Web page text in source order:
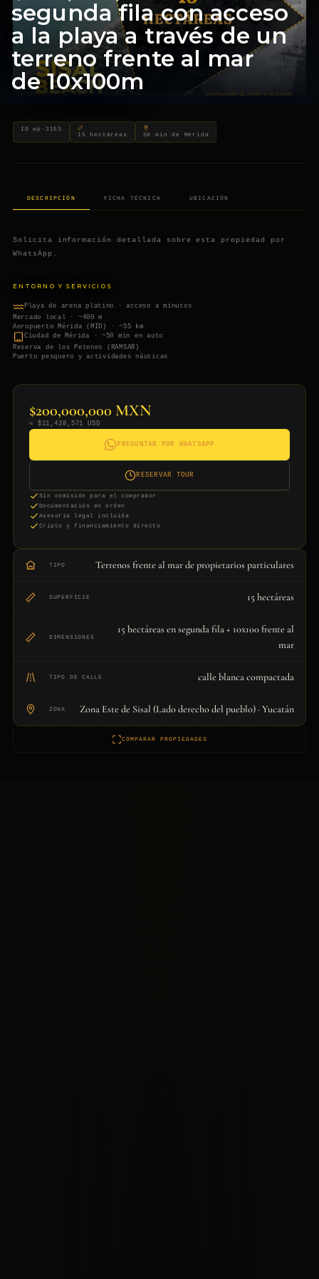
segunda fila con acceso
a la playa a través de un
terreno frente al mar
de 10x100m
TERRENOS FRENTE AL MAR DE PROPIETARIOS PARTICULARES ·
Terreno en venta en Sisal
ID wp-3153
15 hectáreas
50 min de Mérida
DESCRIPCIÓN FICHA TÉCNICA UBICACIÓN
Solicita información detallada sobre esta propiedad por
WhatsApp.
ENTORNO Y SERVICIOS
Playa de arena platino · acceso a minutos
Mercado local · ~400 m
Aeropuerto Mérida (MID) · ~55 km
Ciudad de Mérida · ~50 min en auto
Reserva de los Petenes (RAMSAR)
Puerto pesquero y actividades náuticas
$200,000,000 MXN
≈ $11,428,571 USD
PREGUNTAR POR WHATSAPP
RESERVAR TOUR
Sin comisión para el comprador
Documentación en orden
Asesoría legal incluida
Cripto y financiamiento directo
TIPO Terrenos frente al mar de propietarios particulares
SUPERFICIE 15 hectáreas
DIMENSIONES
15 hectáreas en segunda fila + 10x100 frente al
mar
TIPO DE CALLE calle blanca compactada
ZONA Zona Este de Sisal (Lado derecho del pueblo) · Yucatán
COMPARAR PROPIEDADES